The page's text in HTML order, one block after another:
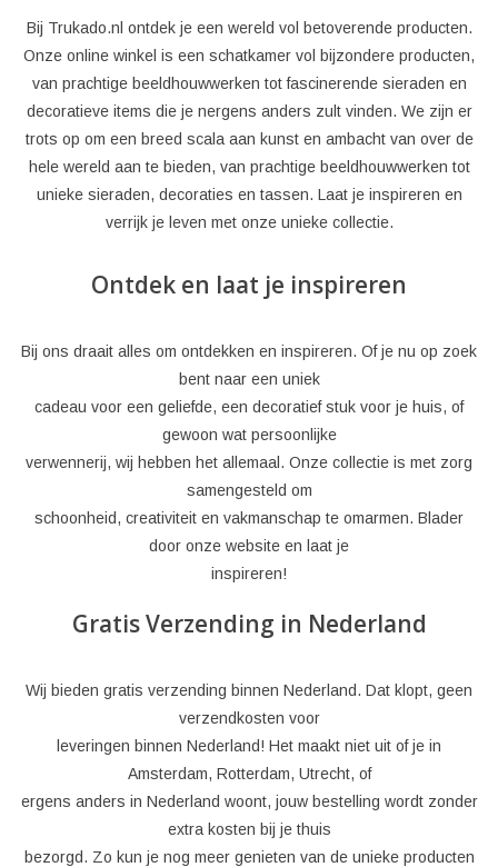
Bij Trukado.nl ontdek je een wereld vol betoverende producten.
Onze online winkel is een schatkamer vol bijzondere producten,
van prachtige beeldhouwwerken tot fascinerende sieraden en
decoratieve items die je nergens anders zult vinden. We zijn er
trots op om een breed scala aan kunst en ambacht van over de
hele wereld aan te bieden, van prachtige beeldhouwwerken tot
unieke sieraden, decoraties en tassen. Laat je inspireren en
verrijk je leven met onze unieke collectie.
Ontdek en laat je inspireren
Bij ons draait alles om ontdekken en inspireren. Of je nu op zoek
bent naar een uniek
cadeau voor een geliefde, een decoratief stuk voor je huis, of
gewoon wat persoonlijke
verwennerij, wij hebben het allemaal. Onze collectie is met zorg
samengesteld om
schoonheid, creativiteit en vakmanschap te omarmen. Blader
door onze website en laat je
inspireren!
Gratis Verzending in Nederland
Wij bieden gratis verzending binnen Nederland. Dat klopt, geen
verzendkosten voor
leveringen binnen Nederland! Het maakt niet uit of je in
Amsterdam, Rotterdam, Utrecht, of
ergens anders in Nederland woont, jouw bestelling wordt zonder
extra kosten bij je thuis
bezorgd. Zo kun je nog meer genieten van de unieke producten